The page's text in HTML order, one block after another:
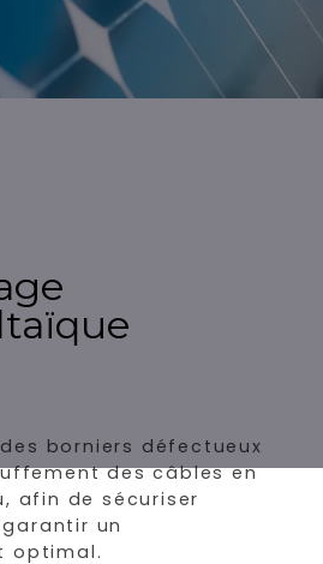
borniers défectueux
des câbles en
afin de sécuriser
un
optimal.